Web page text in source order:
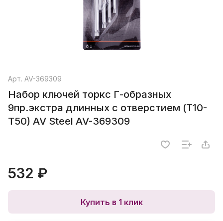
Арт. AV-369309
Набор ключей торкс Г-образных
9пр.экстра длинных с отверстием (Т10-
Т50) AV Steel AV-369309
532 ₽
Купить в 1 клик